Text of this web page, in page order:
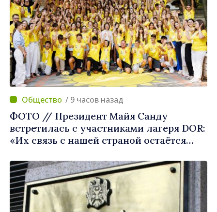
/ 9 часов назад
ФОТО // Президент Майя Санду
встретилась с участниками лагеря DOR:
«Их связь с нашей страной остаётся